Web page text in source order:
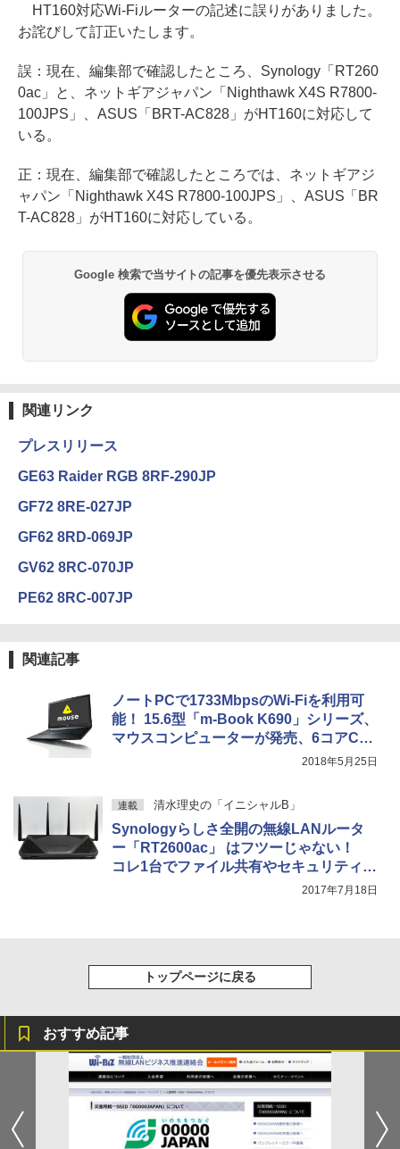
HT160対応Wi-Fiルーターの記述に誤りがありました。
お詫びして訂正いたします。
誤：現在、編集部で確認したところ、Synology「RT260
0ac」と、ネットギアジャパン「Nighthawk X4S R7800-
100JPS」、ASUS「BRT-AC828」がHT160に対応して
いる。
正：現在、編集部で確認したところでは、ネットギアジ
ャパン「Nighthawk X4S R7800-100JPS」、ASUS「BR
T-AC828」がHT160に対応している。
Google 検索で当サイトの記事を優先表示させる
関連リンク
プレスリリース
GE63 Raider RGB 8RF-290JP
GF72 8RE-027JP
GF62 8RD-069JP
GV62 8RC-070JP
PE62 8RC-007JP
関連記事
ノートPCで1733MbpsのWi-Fiを利用可
能！ 15.6型「m-Book K690」シリーズ、
マウスコンピューターが発売、6コアCor
2018年5月25日
連載 清水理史の「イニシャルB」
Synologyらしさ全開の無線LANルータ
ー「RT2600ac」 はフツーじゃない！
コレ1台でファイル共有やセキュリティ対
2017年7月18日
トップページに戻る
おすすめ記事